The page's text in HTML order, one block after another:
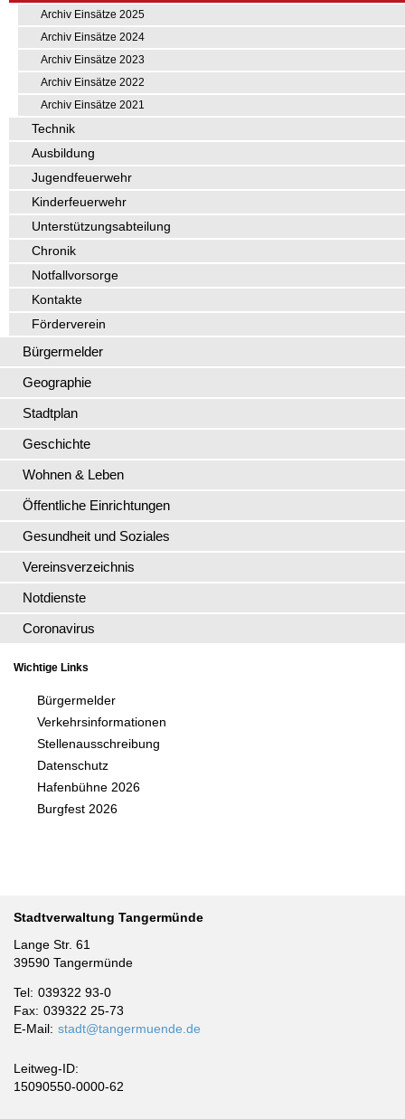
Archiv Einsätze 2025
Archiv Einsätze 2024
Archiv Einsätze 2023
Archiv Einsätze 2022
Archiv Einsätze 2021
Technik
Ausbildung
Jugendfeuerwehr
Kinderfeuerwehr
Unterstützungsabteilung
Chronik
Notfallvorsorge
Kontakte
Förderverein
Bürgermelder
Geographie
Stadtplan
Geschichte
Wohnen & Leben
Öffentliche Einrichtungen
Gesundheit und Soziales
Vereinsverzeichnis
Notdienste
Coronavirus
Wichtige Links
Bürgermelder
Verkehrsinformationen
Stellenausschreibung
Datenschutz
Hafenbühne 2026
Burgfest 2026
Stadtverwaltung Tangermünde
Lange Str. 61
39590 Tangermünde
Tel
039322 93-0
Fax 039322 25-73
E-Mail
stadt@tangermuende.de
Leitweg-ID:
15090550-0000-62